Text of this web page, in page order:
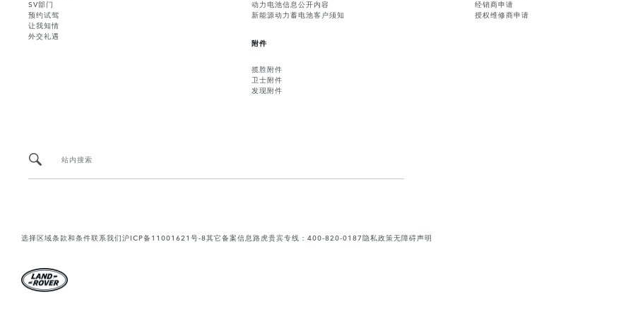
SV部门
预约试驾
让我知情
外交礼遇
动力电池信息公开内容
新能源动力蓄电池客户须知
附件
揽胜附件
卫士附件
发现附件
经销商申请
授权维修商申请
站内搜索
选择区域条款和条件联系我们沪ICP备11001621号-8其它备案信息路虎贵宾专线：400-820-0187隐私政策无障碍声明